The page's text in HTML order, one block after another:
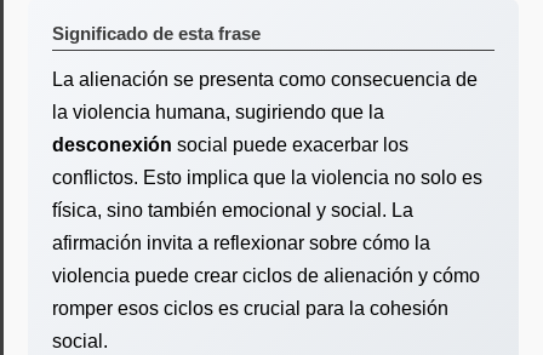
Significado de esta frase
La alienación se presenta como consecuencia de
la violencia humana, sugiriendo que la
desconexión social puede exacerbar los
conflictos. Esto implica que la violencia no solo es
física, sino también emocional y social. La
afirmación invita a reflexionar sobre cómo la
violencia puede crear ciclos de alienación y cómo
romper esos ciclos es crucial para la cohesión
social.